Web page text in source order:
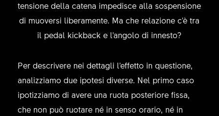
tensione della catena impedisce alla sospensione
di muoversi liberamente. Ma che relazione c'è tra
il pedal kickback e l'angolo di innesto?
Per descrivere nei dettagli l'effetto in questione,
analizziamo due ipotesi diverse. Nel primo caso
ipotizziamo di avere una ruota posteriore fissa,
che non può ruotare né in senso orario, né in